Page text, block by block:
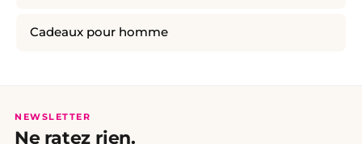
Cadeaux pour homme
NEWSLETTER
Ne ratez rien.